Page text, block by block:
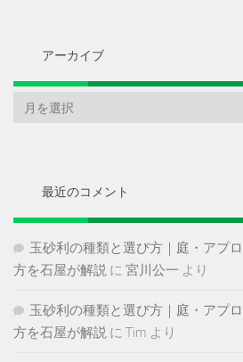
アーカイブ
最近のコメント
玉砂利の種類と選び方｜庭・アプ
方を石屋が解説 に 宮川公一 より
玉砂利の種類と選び方｜庭・アプ
方を石屋が解説 に Tim より